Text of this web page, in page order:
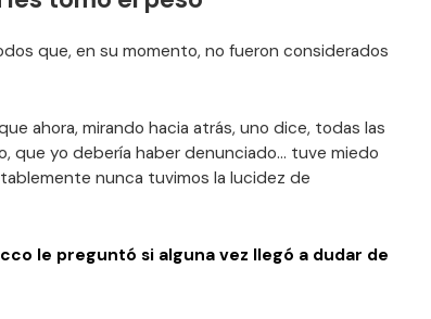
que, en su momento, no fueron considerados
ahora, mirando hacia atrás, uno dice, todas las
que yo debería haber denunciado… tuve miedo
nunca tuvimos la lucidez de
le preguntó si alguna vez llegó a dudar de